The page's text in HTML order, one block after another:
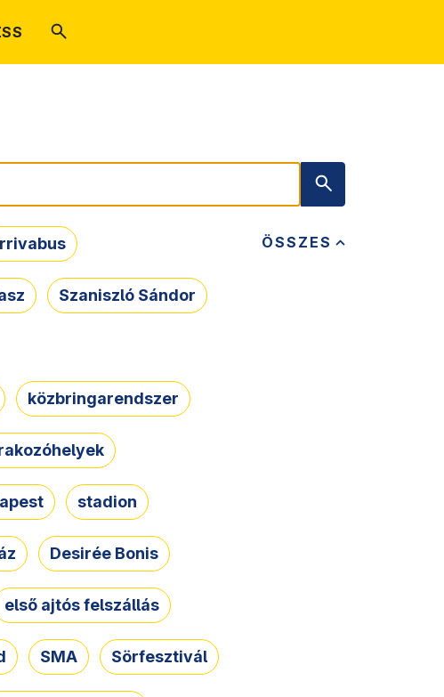
ÖSSZES
Szaniszló Sándor
közbringarendszer
stadion
Desirée Bonis
első ajtós felszállás
SMA Sörfesztivál